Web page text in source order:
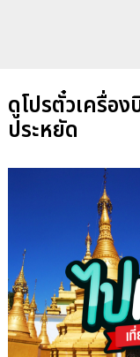
ดูโปรตั๋วเครื่อ
ประหยัด